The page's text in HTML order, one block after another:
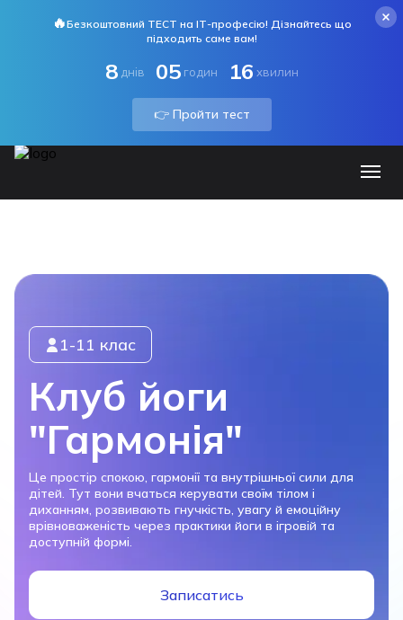
🔥Безкоштовний ТЕСТ на ІТ-професію! Дізнайтесь що
підходить саме вам!
8 днів 05 годин 16 хвилин
👉 Пройти тест
1-11 клас
Клуб йоги
"Гармонія"
Це простір спокою, гармонії та внутрішньої сили для
дітей. Тут вони вчаться керувати своїм тілом і
диханням, розвивають гнучкість, увагу й емоційну
врівноваженість через практики йоги в ігровій та
доступній формі.
Записатись